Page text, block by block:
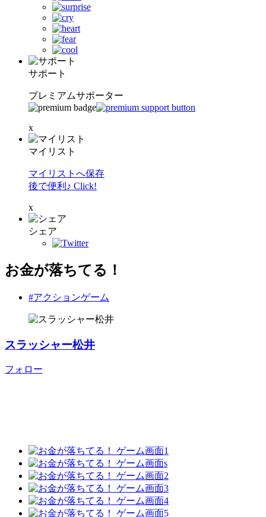
サポート
プレミアムサポーター
x
マイリスト
マイリストへ保存
後で便利♪ Click!
x
シェア
お金が落ちてる！
#アクションゲーム
スラッシャー松井
フォロー